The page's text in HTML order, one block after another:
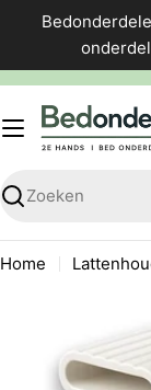
de
inhoud
Zoeken
Home
productinformatie